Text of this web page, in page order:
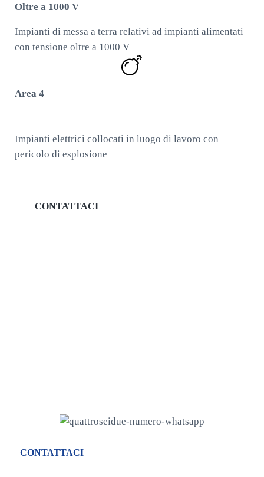
Oltre a 1000 V
Impianti di messa a terra relativi ad impianti alimentati
con tensione oltre a 1000 V
Area 4
Impianti elettrici collocati in luogo di lavoro con
pericolo di esplosione
CONTATTACI
CONTATTACI